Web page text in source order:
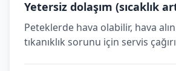
Yetersiz dolaşım (sıcaklık
Peteklerde hava olabilir, hava
tıkanıklık sorunu için servis